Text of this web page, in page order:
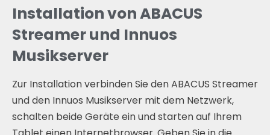
Installation von ABACUS
Streamer und Innuos
Musikserver
Zur Installation verbinden Sie den ABACUS Streamer
und den Innuos Musikserver mit dem Netzwerk,
schalten beide Geräte ein und starten auf Ihrem